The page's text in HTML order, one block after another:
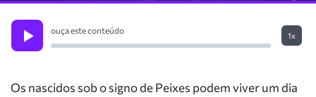
ouça este conteúdo
1x
Os nascidos sob o signo de Peixes podem viver um dia